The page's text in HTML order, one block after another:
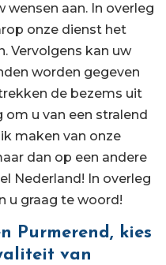
wensen aan. In overleg
onze dienst het
Vervolgens kan uw
worden gegeven
de bezems uit
om u van een stralend
maken van onze
dan op een andere
Nederland! In overleg
u graag te woord!
Purmerend, kies
van